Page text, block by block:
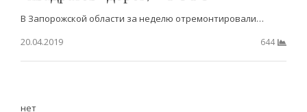
В Запорожской области за неделю отремонтировали…
20.04.2019
644
нет